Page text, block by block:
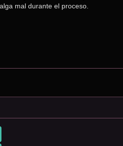
mal durante el proceso.